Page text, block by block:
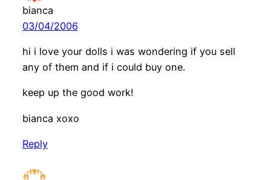
bianca
03/04/2006
hi i love your dolls i was wondering if you sell
any of them and if i could buy one.
keep up the good work!
bianca xoxo
Reply